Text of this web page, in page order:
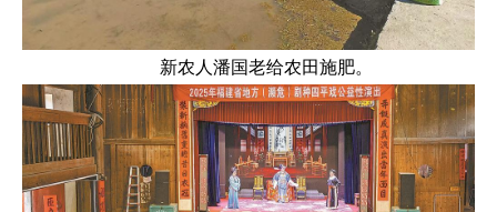
新农人潘国老给农田施肥。